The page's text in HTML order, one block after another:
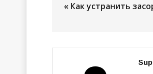
« Как устранить